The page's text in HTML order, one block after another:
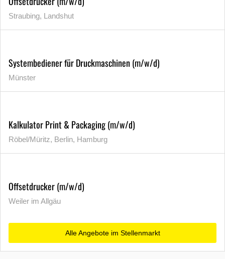
Straubing, Landshut
Systembediener für Druckmaschinen (m/w/d)
Münster
Kalkulator Print & Packaging (m/w/d)
Röbel/Müritz, Berlin, Hamburg
Offsetdrucker (m/w/d)
Weiler im Allgäu
Alle Angebote im Stellenmarkt